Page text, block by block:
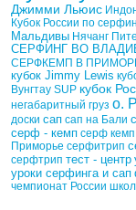
Джимми Льюис
Кубок России по
Мальдивы Нячанг
СЕРФИНГ ВО
СЕРФКЕМП В
кубок Jimmy Lewis
Вунгтау SUP кубок
негабаритный груз о.
доски сап сап на Бали
серф - кемп серф кемп
Приморье серфитрип
серфтрип тест - центр
уроки серфинга и сап
чемпионат России